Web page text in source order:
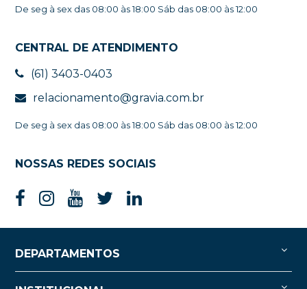
De seg à sex das 08:00 às 18:00 Sáb das 08:00 às 12:00
CENTRAL DE ATENDIMENTO
(61) 3403-0403
relacionamento@gravia.com.br
De seg à sex das 08:00 às 18:00 Sáb das 08:00 às 12:00
NOSSAS REDES SOCIAIS
DEPARTAMENTOS